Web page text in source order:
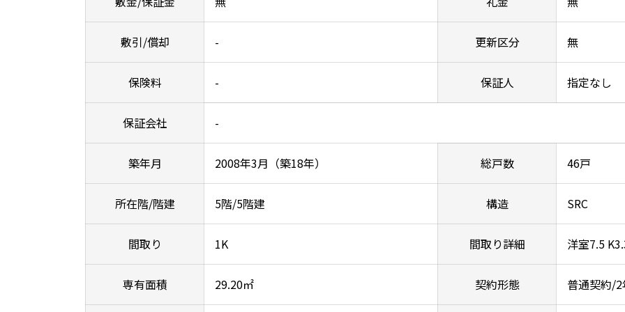
敷引/償却 - 更新区分 無
保険料 - 保証人 指定なし
保証会社 -
築年月 2008年3月（築18年） 総戸数 46戸
所在階/階建 5階/5階建 構造 SRC
間取り 1K 間取り詳細 洋室7.5
専有面積 29.20㎡ 契約形態
普通契約/